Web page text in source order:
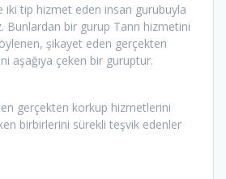
iki tip hizmet eden insan gurubuyla
Bunlardan bir gurup Tanrı hizmetini
şikayet eden gerçekten
aşağıya çeken bir guruptur.
gerçekten korkup hizmetlerini
birbirlerini sürekli teşvik edenler